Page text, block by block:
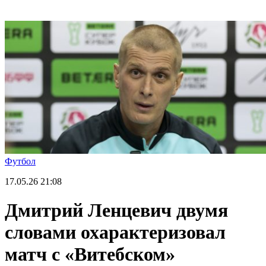
Футбол
17.05.26 21:08
Дмитрий Ленцевич двумя
словами охарактеризовал
матч с «Витебском»